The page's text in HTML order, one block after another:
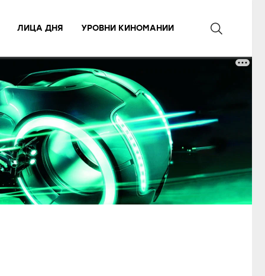
ЛИЦА ДНЯ УРОВНИ КИНОМАНИИ